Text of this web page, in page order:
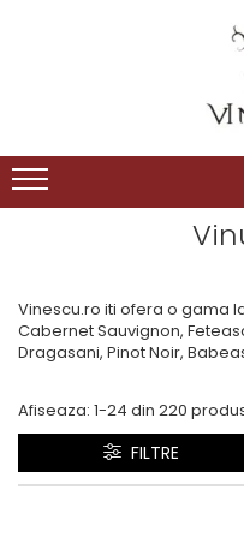
Sampanie / Champagne
Vinuri Albe
Vinuri Rose
Vinuri demiseci
Vinuri demidulci
Vinuri Albe
Vinuri Rose
Vinuri de colectie/vechi
Vinuri personalizate
Cognac/Coniac/Armagnac/
Cognac/Coniac/
Condimente
Ulei de masline
Vinescu.ro iti ofera o gama
Cabernet Sauvignon,
Dragasani, Pinot Noir,
Afiseaza: 1-24 din 220
FILTRE